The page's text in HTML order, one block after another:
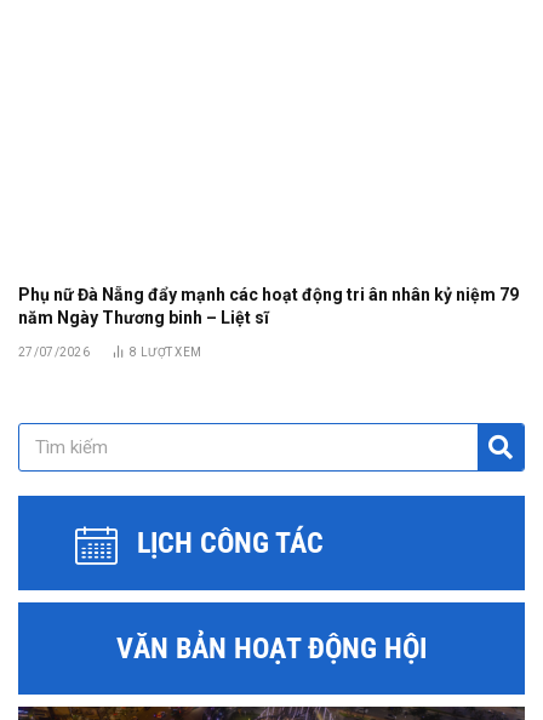
Phụ nữ Đà Nẵng đẩy mạnh các hoạt động tri ân nhân kỷ niệm 79
năm Ngày Thương binh – Liệt sĩ
27/07/2026 8 LƯỢT XEM
LỊCH CÔNG TÁC
VĂN BẢN HOẠT ĐỘNG HỘI